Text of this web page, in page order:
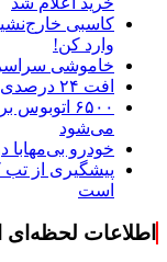
وارد کن!
خاموشی
افت ۲۴ درصدی تولید خودرو در کشور
۶۵۰۰
می‌شود
خودرو
پیشگیری از تب
است
اطلاعات لحظه‌ای